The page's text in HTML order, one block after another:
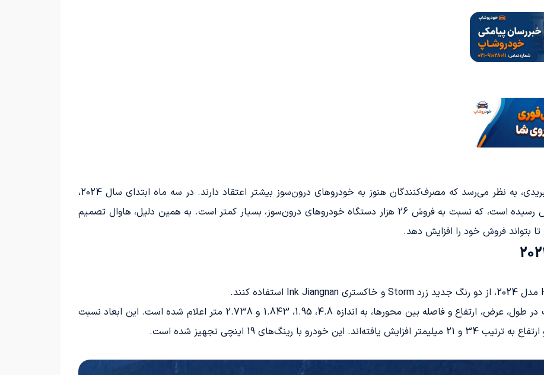
با توجه به افزایش تقاضا برای خودروهای هیبریدی، به نظر می‌رسد که مصرف‌کنندگان هنوز به خودروهای درون‌سوز بیشتر اعتقاد دارند. در سه ماه ابتدای سال 2024،
حدود 8300 دستگاه هاوال رپتور Hi4 به فروش رسیده است، که نسبت به فروش 26 هزار دستگاه خودروهای درون‌سوز، بسیار کمتر است. به همین دلیل، هاوال تصمیم
ابعاد بدنه وال رپتور Hi4 مدل 2024، به ترتیب در طول، عرض، ارتفاع و فاصله بین محورها، به اندازه 4.8، 1.95، 1.843 و 2.738 متر اعلام شده است. این ابعاد نسبت
رینگ‌های 19 اینچی تجهیز شده است.